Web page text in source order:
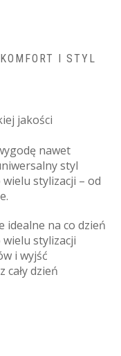
I STYL
jakości
nawet
styl
stylizacji – od
idealne na co dzień
stylizacji
i wyjść
dzień